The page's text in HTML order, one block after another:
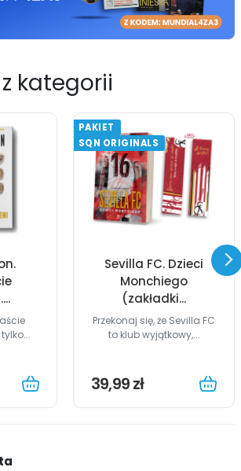
kategorii
PAKIET
SQN ORIGINALS
Sevilla FC. Dzieci
Monchiego
(zakładki...
Przekonaj się, że Sevilla FC
to klub wyjątkowy,...
39,99 zł